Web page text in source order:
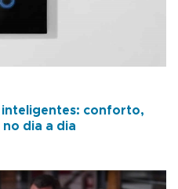
conforto,
dia a dia